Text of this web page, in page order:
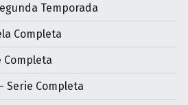
Temporada
Completa
Completa
Serie Completa